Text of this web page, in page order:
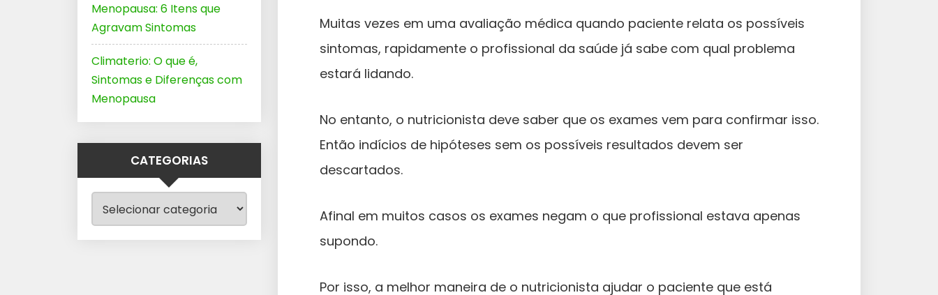
Muitas vezes em uma avaliação médica quando paciente relata os possíveis
sintomas, rapidamente o profissional da saúde já sabe com qual problema
estará lidando.
No entanto, o nutricionista deve saber que os exames vem para confirmar isso.
Então indícios de hipóteses sem os possíveis resultados devem ser
descartados.
Afinal em muitos casos os exames negam o que profissional estava apenas
supondo.
Por isso, a melhor maneira de o nutricionista ajudar o paciente que está
Menopausa: 6 Itens que
Agravam Sintomas
Climaterio: O que é,
Sintomas e Diferenças com
Menopausa
CATEGORIAS